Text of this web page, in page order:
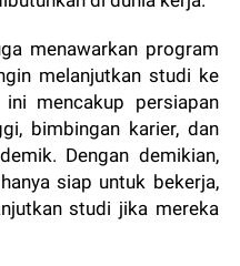
menawarkan program
melanjutkan studi ke
mencakup persiapan
bimbingan karier, dan
Dengan demikian,
siap untuk bekerja,
studi jika mereka